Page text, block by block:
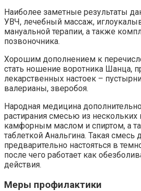
Наиболее заметные результаты
УВЧ, лечебный массаж,
мануальной терапии, а также
позвоночника.
Хорошим дополнением к
стать ношение воротника Шанца,
лекарственных настоек –
валерианы, зверобоя.
Народная медицина
растирания смесью из нескольких
камфорным маслом и спиртом, а
таблеткой Анальгина. Такая смесь
предварительно настояться в
после чего работает как
действия.
Меры профилактики